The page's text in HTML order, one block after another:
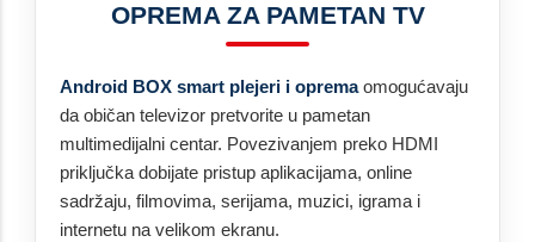
OPREMA ZA PAMETAN TV
Android BOX smart plejeri i opremaomogućavaju
da običan televizor pretvorite u pametan
multimedijalni centar. Povezivanjem preko HDMI
priključka dobijate pristup aplikacijama, online
sadržaju, filmovima, serijama, muzici, igrama i
internetu na velikom ekranu.